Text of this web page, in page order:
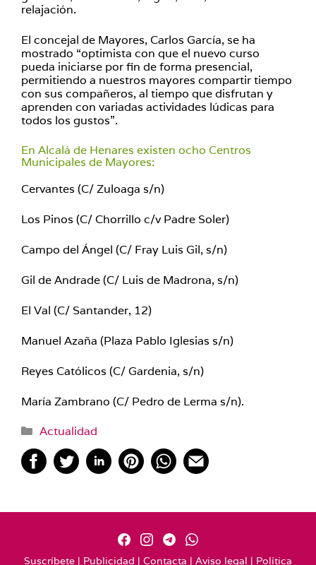
relajación.
El concejal de Mayores, Carlos García, se ha
mostrado “optimista con que el nuevo curso
pueda iniciarse por fin de forma presencial,
permitiendo a nuestros mayores compartir tiempo
con sus compañeros, al tiempo que disfrutan y
aprenden con variadas actividades lúdicas para
todos los gustos”.
En Alcalá de Henares existen ocho Centros
Municipales de Mayores:
Cervantes (C/ Zuloaga s/n)
Los Pinos (C/ Chorrillo c/v Padre Soler)
Campo del Ángel (C/ Fray Luis Gil, s/n)
Gil de Andrade (C/ Luis de Madrona, s/n)
El Val (C/ Santander, 12)
Manuel Azaña (Plaza Pablo Iglesias s/n)
Reyes Católicos (C/ Gardenia, s/n)
María Zambrano (C/ Pedro de Lerma s/n).
Categorías
Actualidad
Suscríbete | Publicidad | Contacta | Aviso legal | Política